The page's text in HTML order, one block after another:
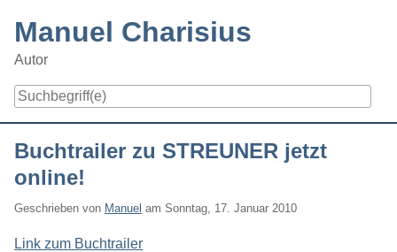
content
Manuel Charisius
Autor
Buchtrailer zu STREUNER jetzt
online!
Geschrieben von Manuel am Sonntag, 17. Januar 2010
Link zum Buchtrailer